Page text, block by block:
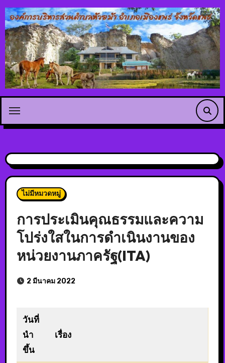
ไม่มีหมวดหมู่
การประเมินคุณธรรมและความ
โปร่งใสในการดำเนินงานของ
หน่วยงานภาครัฐ(ITA)
2 มีนาคม 2022
วันที่
นำ
ขึ้น
เรื่อง